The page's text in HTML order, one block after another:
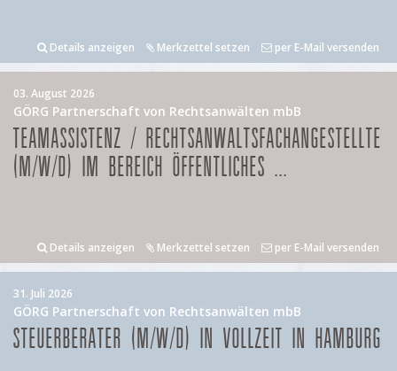
Details anzeigen Merkzettel setzen per E-Mail versenden
03. August 2026
GÖRG Partnerschaft von Rechtsanwälten mbB
TEAMASSISTENZ / RECHTSANWALTSFACHANGESTELLTE
(M/W/D) IM BEREICH ÖFFENTLICHES ...
Details anzeigen Merkzettel setzen per E-Mail versenden
31. Juli 2026
GÖRG Partnerschaft von Rechtsanwälten mbB
STEUERBERATER (M/W/D) IN VOLLZEIT IN HAMBURG